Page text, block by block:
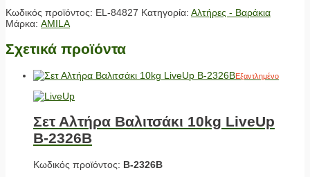
Κωδικός προϊόντος: EL-84827 Κατηγορία: Αλτήρες - Βαράκια
Μάρκα: AMILA
Σχετικά προϊόντα
Εξαντλημένο
Σετ Αλτήρα Βαλιτσάκι 10kg LiveUp
Β-2326Β
Κωδικός προϊόντος: Β-2326Β